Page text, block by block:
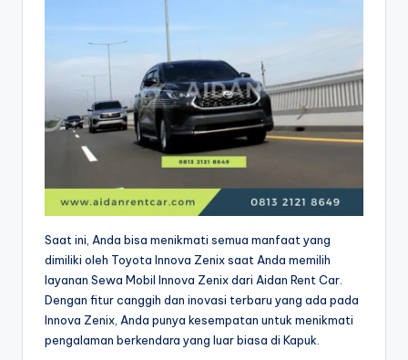
Saat ini, Anda bisa menikmati semua manfaat yang
dimiliki oleh Toyota Innova Zenix saat Anda memilih
layanan Sewa Mobil Innova Zenix dari Aidan Rent Car.
Dengan fitur canggih dan inovasi terbaru yang ada pada
Innova Zenix, Anda punya kesempatan untuk menikmati
pengalaman berkendara yang luar biasa di Kapuk.